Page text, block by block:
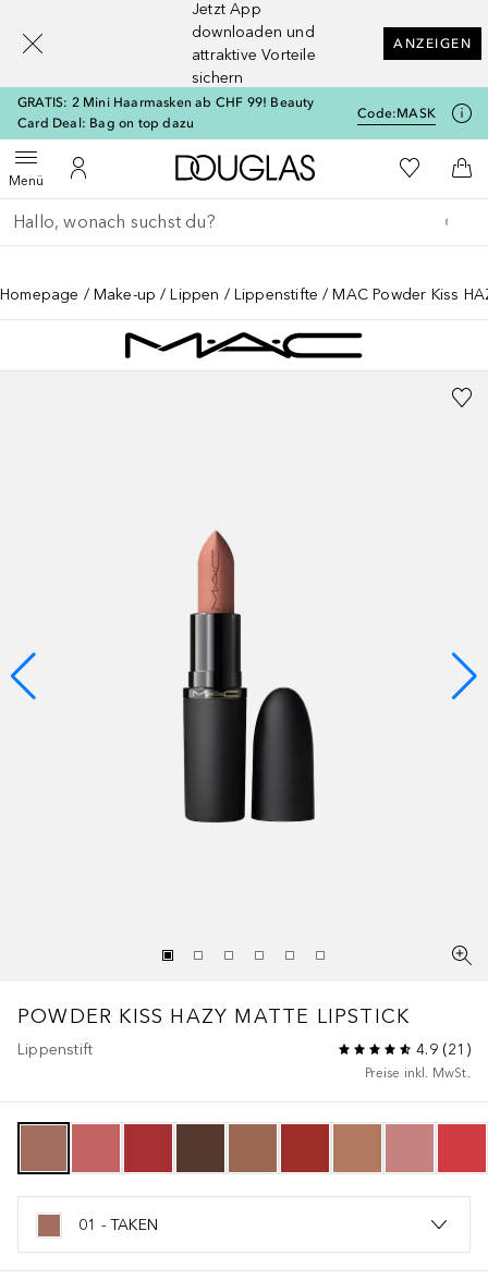
Jetzt App
downloaden und
attraktive Vorteile
sichern
ANZEIGEN
GRATIS: 2 Mini Haarmasken ab CHF 99! Beauty
Card Deal: Bag on top dazu
Code:MASK
MenüMenü öffnenZu Meinem Kundenkonto
Zur Douglas Startseite
Zu Meiner
Gehe zurück
Suche ausführen
Homepage Make-up Lippen Lippenstifte MAC Powder Kiss
POWDER KISS HAZY MATTE LIPSTICK
Lippenstift 4.9(21 )
Preise inkl. MwSt.
01 - TAKEN
[navigation.slideout.screenreader]